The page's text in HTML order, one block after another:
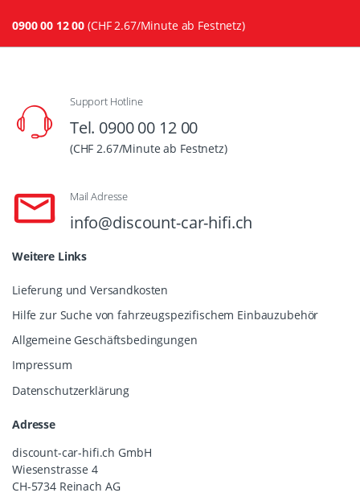
0900 00 12 00 (CHF 2.67/Minute ab Festnetz)
Support Hotline
Tel. 0900 00 12 00
(CHF 2.67/Minute ab Festnetz)
Mail Adresse
info@discount-car-hifi.ch
Weitere Links
Lieferung und Versandkosten
Hilfe zur Suche von fahrzeugspezifischem Einbauzubehör
Allgemeine Geschäftsbedingungen
Impressum
Datenschutzerklärung
Adresse
discount-car-hifi.ch GmbH
Wiesenstrasse 4
CH-5734 Reinach AG